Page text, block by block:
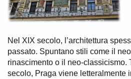
Nel XIX secolo, l’architettura
passato. Spuntano stili come il
rinascimento o il neo-classicismo.
secolo, Praga viene letteralmente